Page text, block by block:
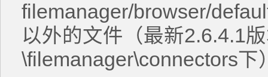
filemanager/browser/
以外的文件（最新2.6.4.1
\filemanager\connectors下